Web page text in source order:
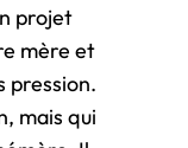
projet
mère et
pression.
mais qui